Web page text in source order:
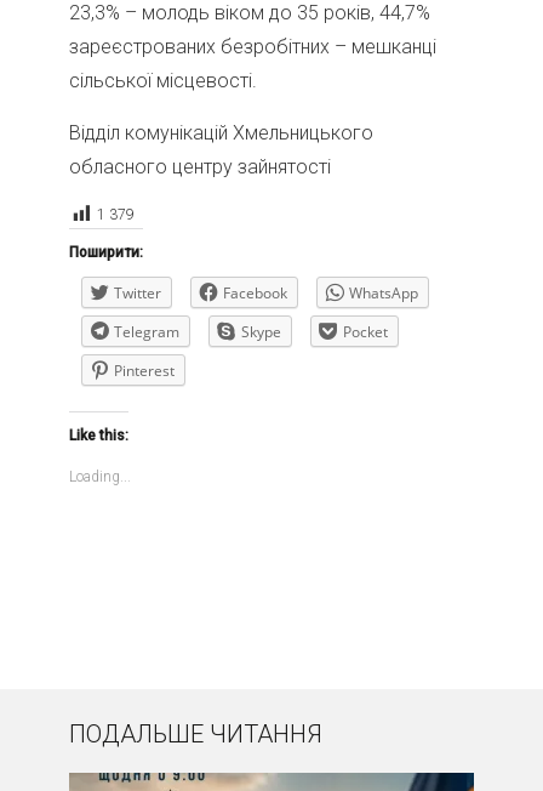
23,3% – молодь віком до 35 років, 44,7%
зареєстрованих безробітних – мешканці
сільської місцевості.
Відділ комунікацій Хмельницького
обласного центру зайнятості
1 379
Поширити:
Twitter Facebook
WhatsApp
Telegram
Skype
Pocket
Pinterest
Like this:
Loading...
ПОДАЛЬШЕ ЧИТАННЯ